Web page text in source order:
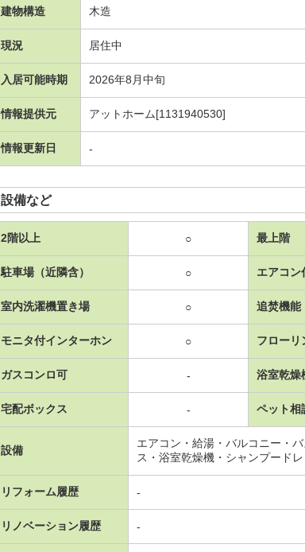
建物構造 木造
現況 居住中
入居可能時期 2026年8月中旬
情報提供元 アットホーム[1131940530]
情報更新日 -
設備など
2階以上 ○ 最上階
駐車場（近隣含） ○ エアコン
室内洗濯機置き場 ○ 追焚機能
モニタ付インターホン ○ フローリ
ガスコンロ可 - 浴室乾燥
宅配ボックス - ペット相
設備
エアコン・給湯・バルコニー・
ス・浴室乾燥機・シャンプード
リフォーム履歴 -
リノベーション履歴 -